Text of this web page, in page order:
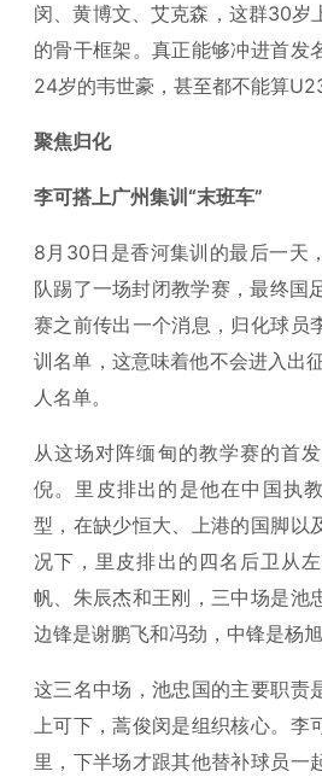
闵、黄博文、艾克森，这群30岁
的骨干框架。真正能够冲进首发
24岁的韦世豪，甚至都不能算U23
聚焦归化
李可搭上广州集训“末班车”
8月30日是香河集训的最后一天
队踢了一场封闭教学赛，最终国
赛之前传出一个消息，归化球员
训名单，这意味着他不会进入出
人名单。
从这场对阵缅甸的教学赛的首
倪。里皮排出的是他在中国执
型，在缺少恒大、上港的国脚以
况下，里皮排出的四名后卫从
帆、朱辰杰和王刚，三中场是池
边锋是谢鹏飞和冯劲，中锋是杨旭
这三名中场，池忠国的主要职责
上可下，蒿俊闵是组织核心。李
里，下半场才跟其他替补球员一